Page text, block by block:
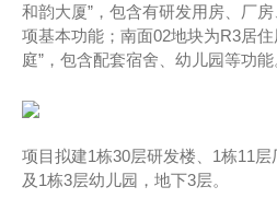
和韵大厦”，包含有研发用房、厂
项基本功能；南面02地块为R3居
庭”，包含配套宿舍、幼儿园等功能
项目拟建1栋30层研发楼、1栋11
及1栋3层幼儿园，地下3层。